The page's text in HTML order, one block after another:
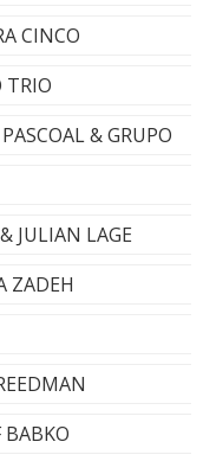
CINCO
& GRUPO
JULIAN LAGE
ZADEH